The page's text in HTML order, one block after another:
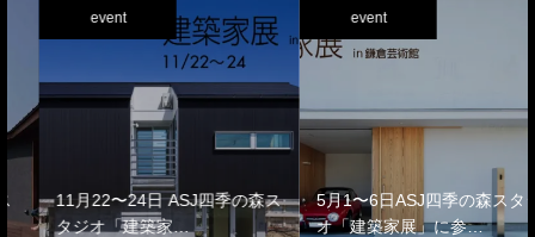
event
11月22〜24日 ASJ四季の森ス
タジオ「建築家…
event
5月1〜6日ASJ四季の森スタジ
オ「建築家展」に参…